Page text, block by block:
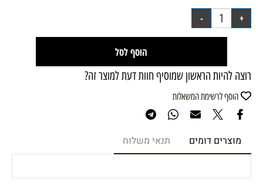
הוסף לסל
רוצה להיות הראשון שמוסיף חוות דעת למוצר זה?
הוסף לרשימת המשאלות
מוצרים דומים תנאי משלוח